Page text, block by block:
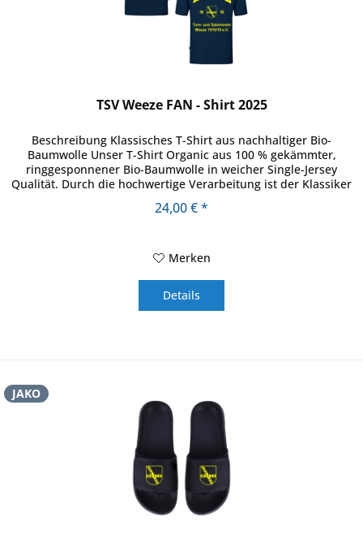
TSV Weeze FAN - Shirt 2025
Beschreibung Klassisches T-Shirt aus nachhaltiger Bio-
Baumwolle Unser T-Shirt Organic aus 100 % gekämmter,
ringgesponnener Bio-Baumwolle in weicher Single-Jersey
Qualität. Durch die hochwertige Verarbeitung ist der Klassiker
24,00 € *
Merken
Details
JAKO